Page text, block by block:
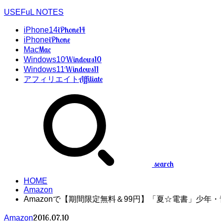
USEFuL NOTES
iPhone14iPhone14
iPhoneiPhone
MacMac
Windows10Windows10
Windows11Windows11
アフィリエイトAffiliate
search
HOME
Amazon
Amazonで【期間限定無料＆99円】「夏☆電書」少年・
Amazon2016.07.10